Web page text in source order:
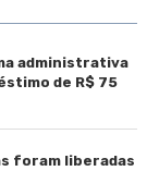
administrativa
de R$ 75
foram liberadas